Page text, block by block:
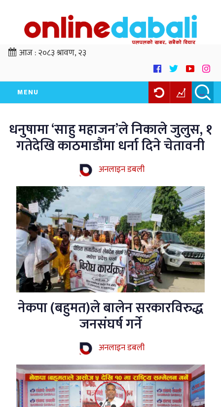
आज :२०८३ श्रावण, २३
MENU
धनुषामा ‘साहु महाजन’ले निकाले जुलुस, १
गतेदेखि काठमाडौंमा धर्ना दिने चेतावनी
अनलाइन डबली
नेकपा (बहुमत)ले बालेन सरकारविरुद्ध
जनसंघर्ष गर्ने
अनलाइन डबली